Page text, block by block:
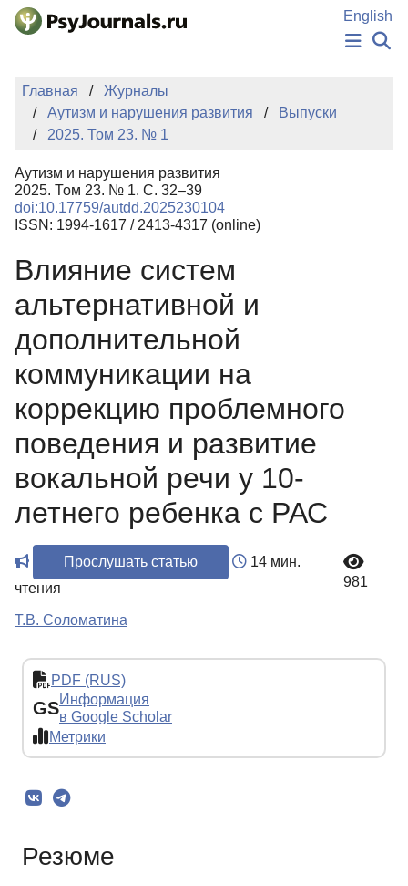
Перейти к основному содержанию
English
НОВОСТИ
АВТОРЫ
КЛЮЧЕВЫЕ СЛОВА
Регистрация
Главная
Журналы
Аутизм и нарушения развития
Выпуски
2025. Том 23. № 1
Аутизм и нарушения развития
2025. Том 23. № 1. С. 32–39
doi:10.17759/autdd.2025230104
ISSN: 1994-1617 / 2413-4317 (online)
Влияние систем
альтернативной и
дополнительной
коммуникации на
коррекцию проблемного
поведения и развитие
вокальной речи у 10-
летнего ребенка с РАС
Прослушать статью
14 мин.
чтения
981
Т.В. Соломатина
PDF (RUS)
GSИнформация
в Google Scholar
Метрики
Резюме